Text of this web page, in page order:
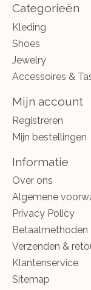
Categorieën
Kleding
Shoes
Jewelry
Accessoires &
Mijn account
Registreren
Mijn bestellingen
Informatie
Over ons
Algemene
Privacy Policy
Betaalmethoden
Verzenden &
Klantenservice
Sitemap